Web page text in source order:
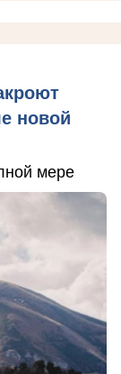
новой
мере